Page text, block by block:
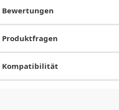
Bewertungen
Produktfragen
Kompatibilität